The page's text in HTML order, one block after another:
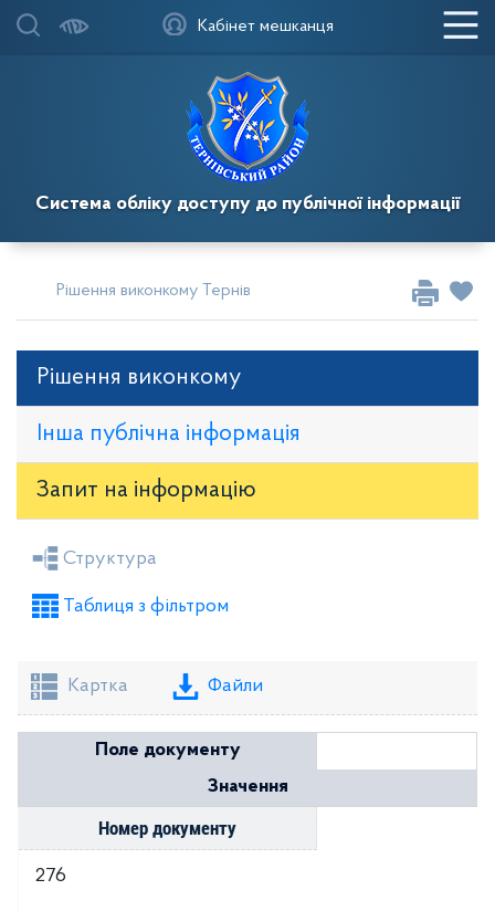
Система обліку доступу до публічної інформації
Кабінет мешканця
Рішення виконкому Тернівської районної у місті ради
Рішення виконкому
Інша публічна інформація
Запит на iнформацію
Засідання районної ради
Проекти рішень районної ради
Структура
Таблиця з фільтром
Картка Файли
Поле документу
Значення
Номер документу
276